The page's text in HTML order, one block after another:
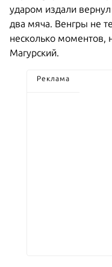
ударом издали
два мяча. Венгры не
несколько моментов,
Магурский.
Реклама